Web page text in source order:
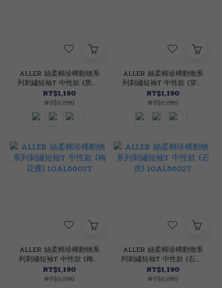
ALLER 絲柔棉珍稀動物系
列刺繡短袖T 中性款 (黑熊)
10AL6602T
NT$1,190
NT$2,280
ALLER 絲柔棉珍稀動物系
列刺繡短袖T 中性款 (穿山
甲) 10AL6602T
NT$1,190
NT$2,280
ALLER 絲柔棉珍稀動物系
列刺繡短袖T 中性款 (梅花
鹿) 10AL6602T
NT$1,190
NT$2,280
ALLER 絲柔棉珍稀動物系
列刺繡短袖T 中性款 (石虎)
10AL6602T
NT$1,190
NT$2,280